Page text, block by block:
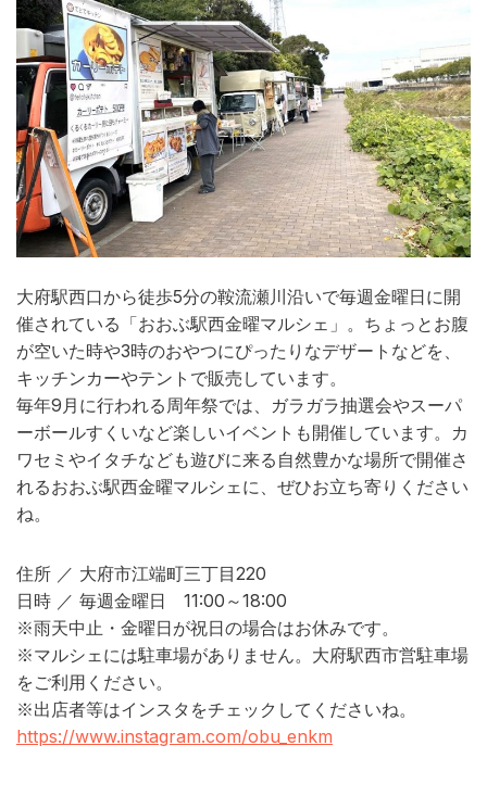
大府駅西口から徒歩5分の鞍流瀬川沿いで毎週金曜日に開
催されている「おおぶ駅西金曜マルシェ」。ちょっとお腹
が空いた時や3時のおやつにぴったりなデザートなどを、
キッチンカーやテントで販売しています。
毎年9月に行われる周年祭では、ガラガラ抽選会やスーパ
ーボールすくいなど楽しいイベントも開催しています。カ
ワセミやイタチなども遊びに来る自然豊かな場所で開催さ
れるおおぶ駅西金曜マルシェに、ぜひお立ち寄りください
ね。
住所 ／ 大府市江端町三丁目220
日時 ／ 毎週金曜日 11:00～18:00
※雨天中止・金曜日が祝日の場合はお休みです。
※マルシェには駐車場がありません。大府駅西市営駐車場
をご利用ください。
※出店者等はインスタをチェックしてくださいね。
https://www.instagram.com/obu_enkm